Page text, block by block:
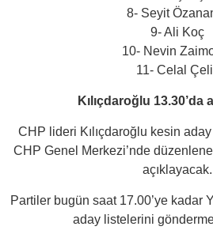
8- Seyit
9- Ali Koç
10- Nevin
11- Celal
Kılıçdaroğlu 13.30’da
CHP lideri Kılıçdaroğlu kesin
CHP Genel Merkezi’nde
açıklayacak.
Partiler bugün saat 17.00’ye kadar
aday listelerini